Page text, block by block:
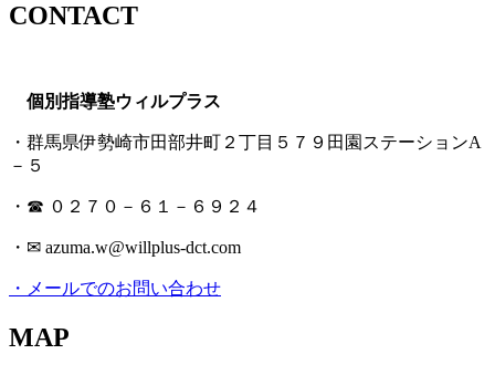
CONTACT
個別指導塾ウィルプラス
・群馬県伊勢崎市田部井町２丁目５７９田園ステーションA
－５
・☎ ０２７０－６１－６９２４
・✉ azuma.w@willplus-dct.com
・メールでのお問い合わせ
MAP